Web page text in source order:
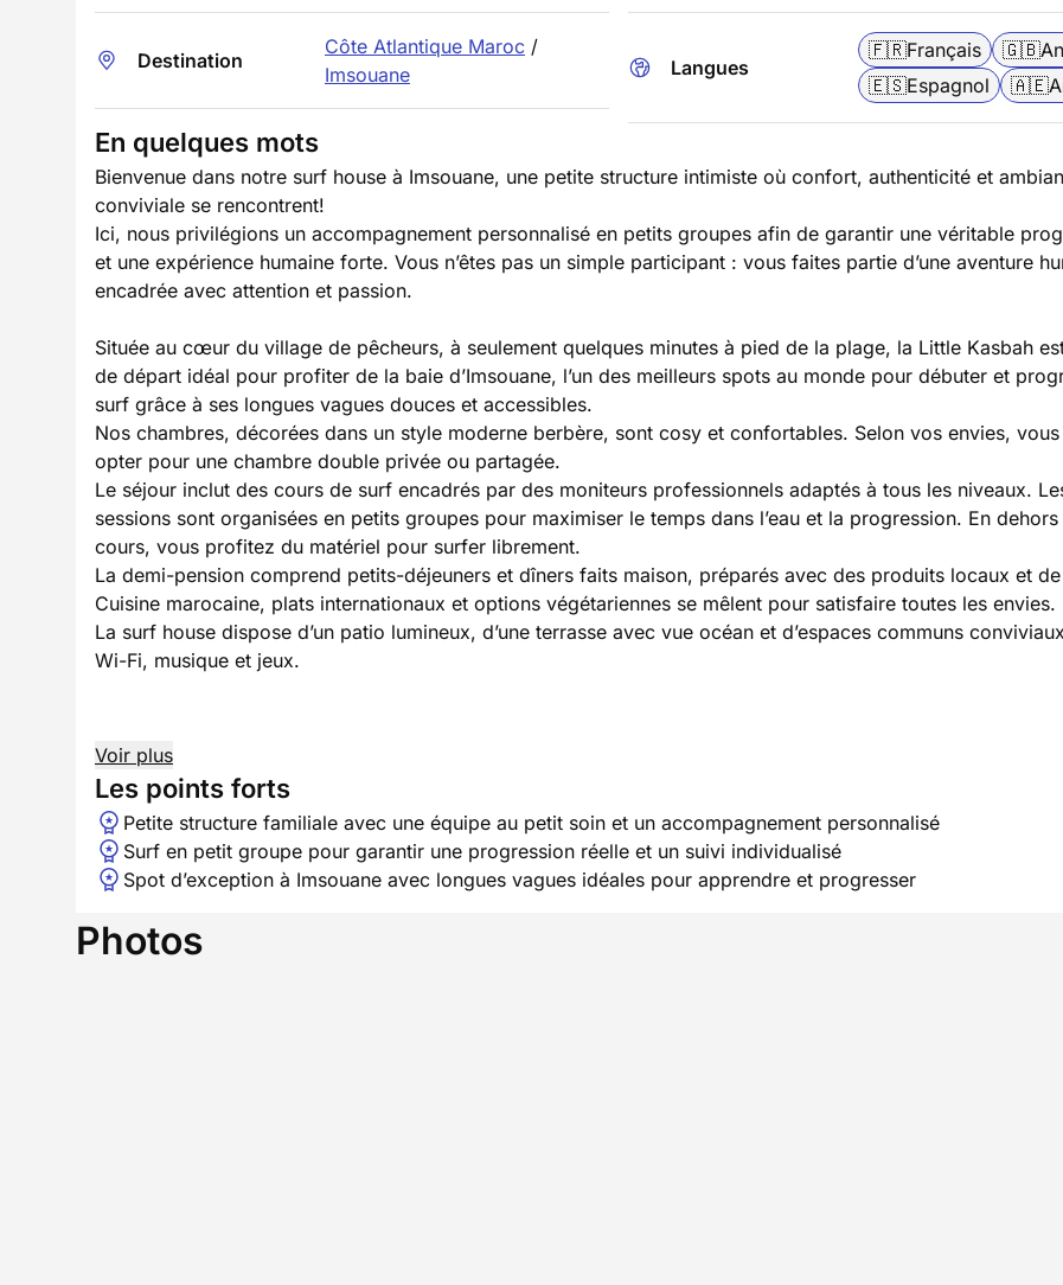
Destination
Côte Atlantique Maroc /
Imsouane
Langues
🇫🇷Français 🇬🇧
🇪🇸Espagnol 🇦🇪
En quelques mots
Bienvenue dans notre surf house à Imsouane, une petite structure intimiste où confort, authenticité et
conviviale se rencontrent!
Ici, nous privilégions un accompagnement personnalisé en petits groupes afin de garantir une véritable
et une expérience humaine forte. Vous n’êtes pas un simple participant : vous faites partie d’une aventure
encadrée avec attention et passion.
Située au cœur du village de pêcheurs, à seulement quelques minutes à pied de la plage, la Little Kasbah
de départ idéal pour profiter de la baie d’Imsouane, l’un des meilleurs spots au monde pour débuter et
surf grâce à ses longues vagues douces et accessibles.
Nos chambres, décorées dans un style moderne berbère, sont cosy et confortables. Selon vos envies,
opter pour une chambre double privée ou partagée.
Le séjour inclut des cours de surf encadrés par des moniteurs professionnels adaptés à tous les niveaux.
sessions sont organisées en petits groupes pour maximiser le temps dans l’eau et la progression. En
cours, vous profitez du matériel pour surfer librement.
La demi-pension comprend petits-déjeuners et dîners faits maison, préparés avec des produits locaux et
Cuisine marocaine, plats internationaux et options végétariennes se mêlent pour satisfaire toutes les envies.
La surf house dispose d’un patio lumineux, d’une terrasse avec vue océan et d’espaces communs
Wi-Fi, musique et jeux.
Voir plus
Les points forts
Petite structure familiale avec une équipe au petit soin et un accompagnement personnalisé
Surf en petit groupe pour garantir une progression réelle et un suivi individualisé
Spot d’exception à Imsouane avec longues vagues idéales pour apprendre et progresser
Photos